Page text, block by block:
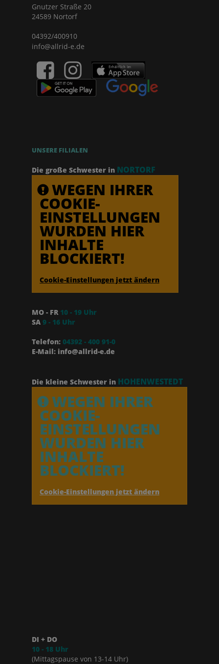
Gnutzer Straße 20
24589 Nortorf
04392/400910
info@allrid-e.de
UNSERE FILIALEN
Die große Schwester in NORTORF
WEGEN IHRER
COOKIE-
EINSTELLUNGEN
WURDEN HIER
INHALTE
BLOCKIERT!
Cookie-Einstellungen jetzt ändern
MO - FR 10 - 19 Uhr
SA 9 - 16 Uhr
Telefon: 04392 - 400 91-0
E-Mail: info@allrid-e.de
Die kleine Schwester in HOHENWESTEDT
WEGEN IHRER
COOKIE-
EINSTELLUNGEN
WURDEN HIER
INHALTE
BLOCKIERT!
Cookie-Einstellungen jetzt ändern
DI + DO
10 - 18 Uhr
(Mittagspause von 13-14 Uhr)